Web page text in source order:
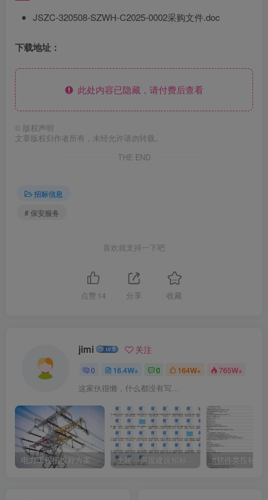
JSZC-320508-SZWH-C2025-0002采购文件.doc
下载地址：
此处内容已隐藏，请付费后查看
© 版权声明
文章版权归作者所有，未经允许请勿转载。
THE END
招标信息
# 保安服务
喜欢就支持一下吧
点赞 14 分享 收藏
jimi 关注
0 16.4W+ 0 164W+ 765W+
这家伙很懒，什么都没有写...
电力工程招投标方案模板 土建、房屋建设招标文件标书模板 it软件类投标书